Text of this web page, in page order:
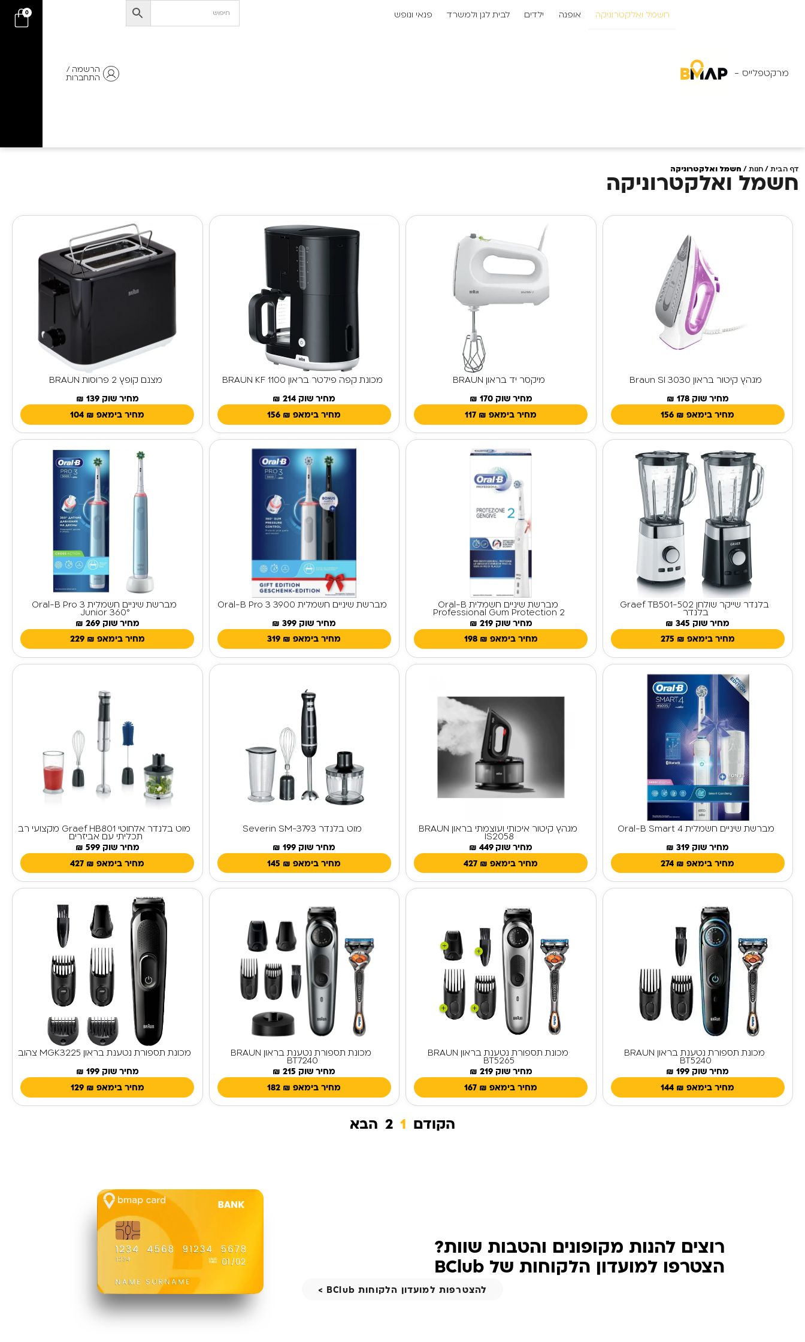
מרקטפלייס -
חשמל ואלקטרוניקה אופנה ילדים לבית לגן ולמשרד פנאי ונופש
הרשמה /
התחברות
0
דף הבית/חנות/ חשמל ואלקטרוניקה
חשמל ואלקטרוניקה
מגהץ קיטור בראון Braun SI 3030
מחיר שוק 178 ₪
מחיר בימאפ ₪
מיקסר יד בראון BRAUN
מחיר שוק 170 ₪
מחיר בימאפ ₪
מכונת קפה פילטר בראון BRAUN KF 1100
מחיר שוק 214 ₪
מחיר בימאפ ₪
מצנם קופץ 2 פרוסות BRAUN
מחיר שוק 139 ₪
מחיר בימאפ ₪
בלנדר שייקר שולחן Graef TB501-502
בלנדר
מחיר שוק 345 ₪
מחיר בימאפ ₪
מברשת שיניים חשמלית Oral-B
Professional Gum Protection 2
מחיר שוק 219 ₪
מחיר בימאפ ₪
198
מברשת שיניים חשמלית Oral-B Pro 3 3900
מחיר שוק 399 ₪
מחיר בימאפ ₪
מברשת שיניים חשמלית Oral-B Pro 3
Junior 360°
מחיר שוק 269 ₪
מחיר בימאפ ₪
229
מברשת שיניים חשמלית Oral-B Smart 4
מחיר שוק 319 ₪
מחיר בימאפ ₪
מגהץ קיטור איכותי ועוצמתי בראון BRAUN
IS2058
מחיר שוק 449 ₪
מחיר בימאפ ₪
מוט בלנדר Severin SM-3793
מחיר שוק 199 ₪
מחיר בימאפ ₪
מוט בלנדר אלחוטי Graef HB801 מקצועי רב
תכליתי עם אביזרים
מחיר שוק 599 ₪
מחיר בימאפ ₪
מכונת תספורת נטענת בראון BRAUN
BT5240
מחיר שוק 199 ₪
מחיר בימאפ ₪
מכונת תספורת נטענת בראון BRAUN
BT5265
מחיר שוק 219 ₪
מחיר בימאפ ₪
מכונת תספורת נטענת בראון BRAUN
BT7240
מחיר שוק 215 ₪
מחיר בימאפ ₪
מכונת תספורת נטענת בראון MGK3225 צהוב
מחיר שוק 199 ₪
מחיר בימאפ ₪
129
הקודם 1
2 הבא
רוצים להנות מקופונים והטבות שוות?
הצטרפו למועדון הלקוחות של BClub
להצטרפות למועדון הלקוחות BClub >